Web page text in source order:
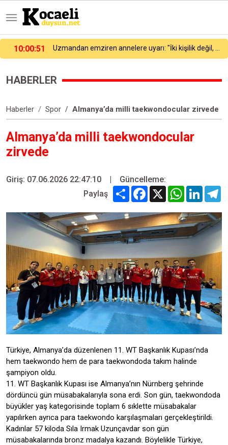
09:58 Altın fiyatları 7 haftanın zirvesinde
HABERLER
Haberler Spor Almanya’da milli taekwondocular zirvede
Almanya’da milli taekwondocular
zirvede
Giriş: 07.06.2026 22:47:10 |
Güncelleme:
Paylaş
Share Facebook
X WhatsApp
Türkiye, Almanya’da düzenlenen 11. WT Başkanlık Kupası’nda
hem taekwondo hem de para taekwondoda takım halinde
şampiyon oldu.
11. WT Başkanlık Kupası ise Almanya’nın Nürnberg şehrinde
dördüncü gün müsabakalarıyla sona erdi. Son gün, taekwondoda
büyükler yaş kategorisinde toplam 6 sıklette müsabakalar
yapılırken ayrıca para taekwondo karşılaşmaları gerçekleştirildi.
Kadınlar 57 kiloda Sıla Irmak Uzunçavdar son gün
müsabakalarında bronz madalya kazandı. Böylelikle Türkiye,